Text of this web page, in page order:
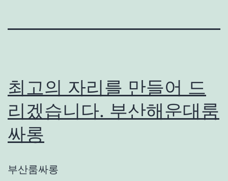
최고의 자리를 만들어 드
리겠습니다. 부산해운대룸
싸롱
부산룸싸롱